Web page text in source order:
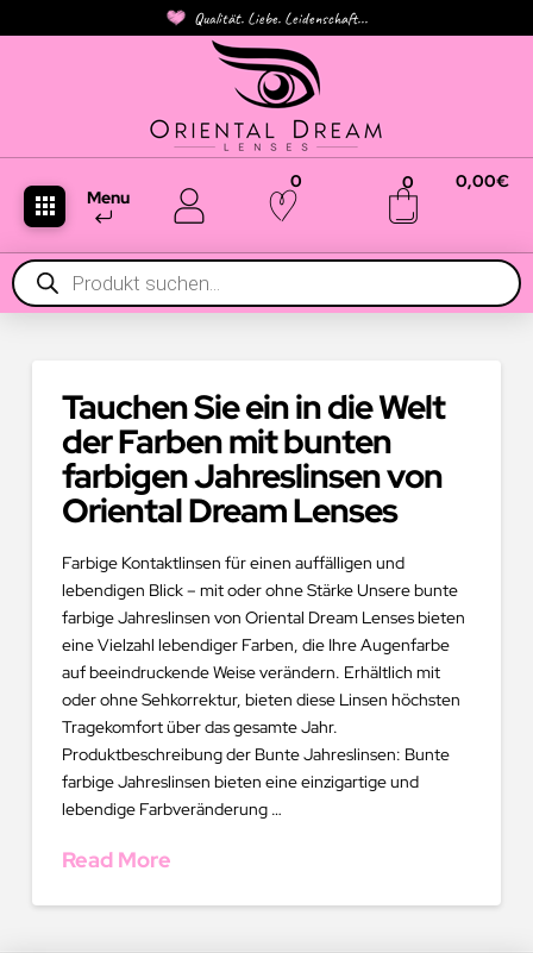
Qualität. Liebe. Leidenschaft...
Menu
0 0 0,00€
Products
search
Tauchen Sie ein in die Welt
der Farben mit bunten
farbigen Jahreslinsen von
Oriental Dream Lenses
Farbige Kontaktlinsen für einen auffälligen und
lebendigen Blick – mit oder ohne Stärke Unsere bunte
farbige Jahreslinsen von Oriental Dream Lenses bieten
eine Vielzahl lebendiger Farben, die Ihre Augenfarbe
auf beeindruckende Weise verändern. Erhältlich mit
oder ohne Sehkorrektur, bieten diese Linsen höchsten
Tragekomfort über das gesamte Jahr.
Produktbeschreibung der Bunte Jahreslinsen: Bunte
farbige Jahreslinsen bieten eine einzigartige und
lebendige Farbveränderung …
Read More